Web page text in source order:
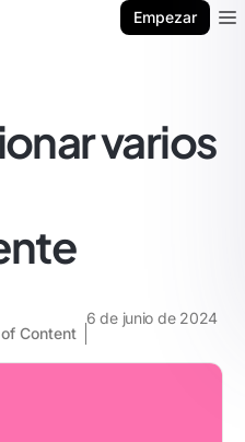
Empezar
varios
Content
6 de junio de 2024